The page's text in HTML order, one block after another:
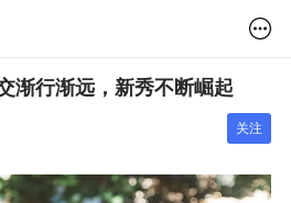
渐行渐远，新秀不断崛起
关注